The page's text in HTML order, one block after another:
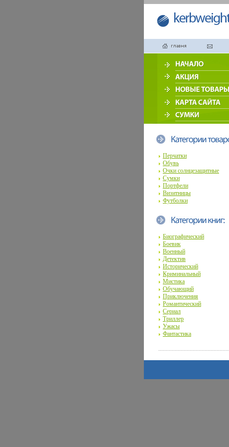
Перчатки
Обувь
Очки солнцезащитные
Сумки
Портфели
Визитницы
Футболки
Биографический
Боевик
Военный
Детектив
Исторический
Криминальный
Мистика
Обучающий
Приключения
Романтический
Сериал
Триллер
Ужасы
Фантастика